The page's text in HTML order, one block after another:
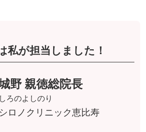
私が担当しました！
野 親徳総院長
しろのよしのり
シロノクリニック恵比寿